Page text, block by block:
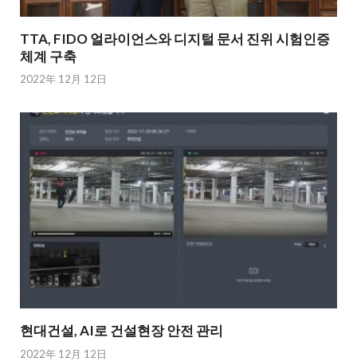
TTA, FIDO 얼라이언스와 디지털 문서 진위 시험인증
체계 구축
2022年 12月 12日
현대건설, AI로 건설현장 안전 관리
2022年 12月 12日